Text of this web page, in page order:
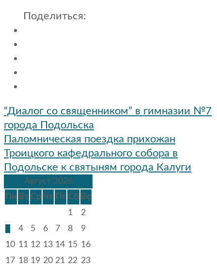
Поделиться:
Навигация
по
записям
“Диалог со священником” в гимназии №7
города Подольска
Паломническая поездка прихожан
Троицкого кафедрального собора в
Подольске к святыням города Калуги
Август 2026
Пн Вт Ср Чт Пт Сб Вс
1
2
4 5 6 7 8
9
10 11 12 13 14 15 16
17 18 19 20 21 22 23